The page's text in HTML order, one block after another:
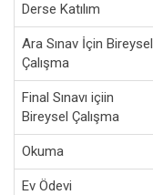
Derse Katılım
Ara Sınav İçin Bireysel
Çalışma
Final Sınavı içiin
Bireysel Çalışma
Okuma
Ev Ödevi